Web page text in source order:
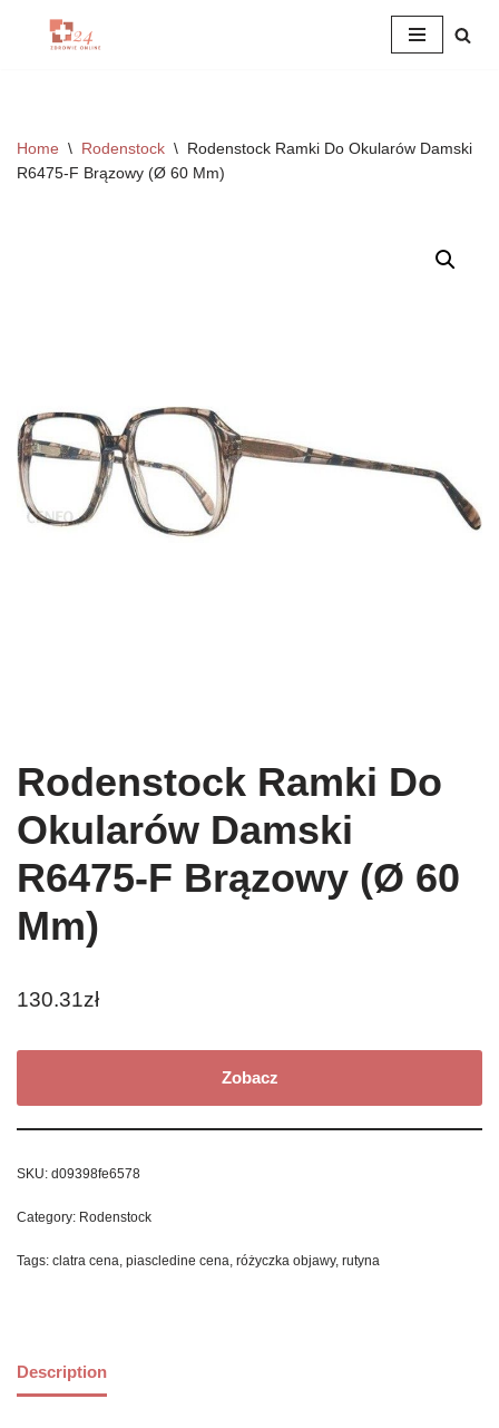
Home \ Rodenstock \ Rodenstock Ramki Do Okularów Damski
R6475-F Brązowy (Ø 60 Mm)
Rodenstock Ramki Do
Okularów Damski
R6475-F Brązowy (Ø 60
Mm)
130.31zł
Zobacz
SKU: d09398fe6578
Category: Rodenstock
Tags: clatra cena, piascledine cena, różyczka objawy, rutyna
Description